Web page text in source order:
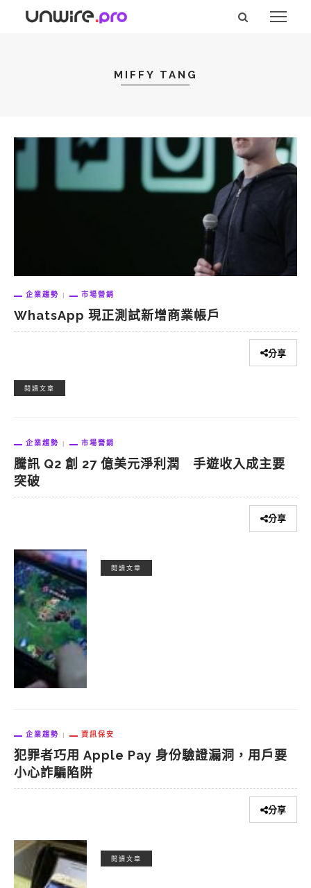
MIFFY TANG
企業趨勢 市場營銷
WhatsApp 現正測試新增商業帳戶
分享
閱讀文章
企業趨勢 市場營銷
騰訊 Q2 創 27 億美元淨利潤 手遊收入成主要
突破
分享
閱讀文章
企業趨勢 資訊保安
犯罪者巧用 Apple Pay 身份驗證漏洞，用戶要
小心詐騙陷阱
分享
閱讀文章